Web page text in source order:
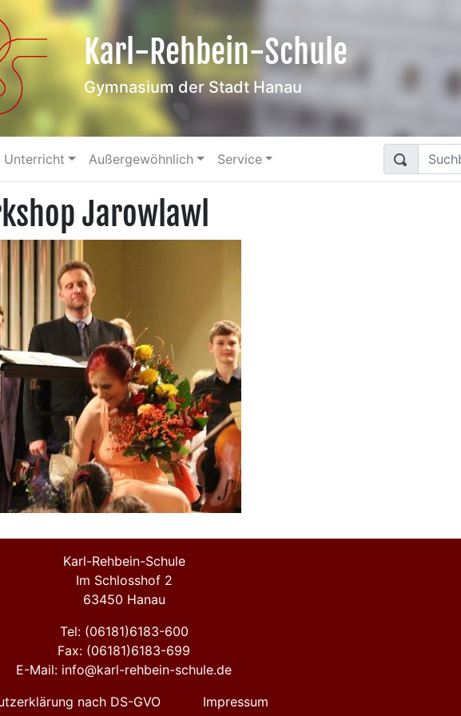
Karl-Rehbein-Schule
Gymnasium der Stadt Hanau
Unterricht Außergewöhnlich Service
Jarowlawl
Karl-Rehbein-Schule
Im Schlosshof 2
63450 Hanau
Tel: (06181)6183-600
Fax: (06181)6183-699
E-Mail: info@karl-rehbein-schule.de
nach DS-GVO
Impressum